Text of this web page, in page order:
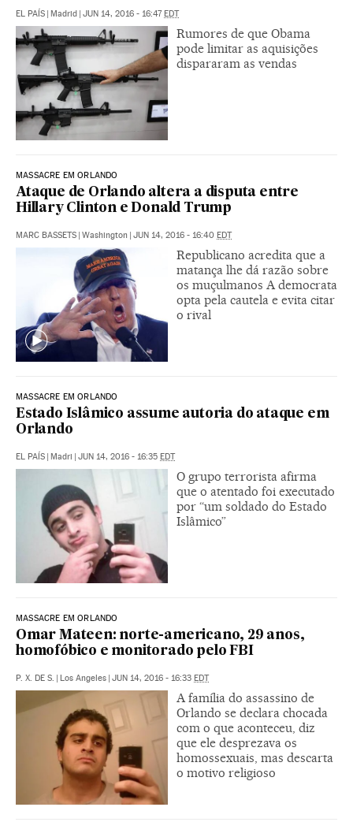
EL PAÍS | Madrid | JUN 14, 2016 - 16:47EDT
Rumores de que Obama
pode limitar as aquisições
dispararam as vendas
MASSACRE EM ORLANDO
Ataque de Orlando altera a disputa entre
Hillary Clinton e Donald Trump
MARC BASSETS | Washington | JUN 14, 2016 - 16:40 EDT
Republicano acredita que a
matança lhe dá razão sobre
os muçulmanos A democrata
opta pela cautela e evita citar
o rival
MASSACRE EM ORLANDO
Estado Islâmico assume autoria do ataque em
Orlando
EL PAÍS | Madri | JUN 14, 2016 - 16:35 EDT
O grupo terrorista afirma
que o atentado foi executado
por “um soldado do Estado
Islâmico”
MASSACRE EM ORLANDO
Omar Mateen: norte-americano, 29 anos,
homofóbico e monitorado pelo FBI
P. X. DE S. | Los Angeles | JUN 14, 2016 - 16:33 EDT
A família do assassino de
Orlando se declara chocada
com o que aconteceu, diz
que ele desprezava os
homossexuais, mas descarta
o motivo religioso